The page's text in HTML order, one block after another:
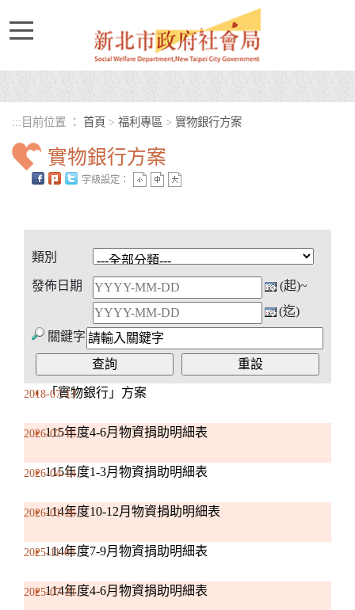
::: 目前位置 ： 首頁 > 福利專區 > 實物銀行方案
實物銀行方案
字級設定：
類別
發佈日期
(起)~
(迄)
關鍵字
2018-07-13
「實物銀行」方案
2026-07-15
115年度4-6月物資捐助明細表
2026-04-14
115年度1-3月物資捐助明細表
2026-01-26
114年度10-12月物資捐助明細表
2025-11-03
114年度7-9月物資捐助明細表
2025-07-21
114年度4-6月物資捐助明細表